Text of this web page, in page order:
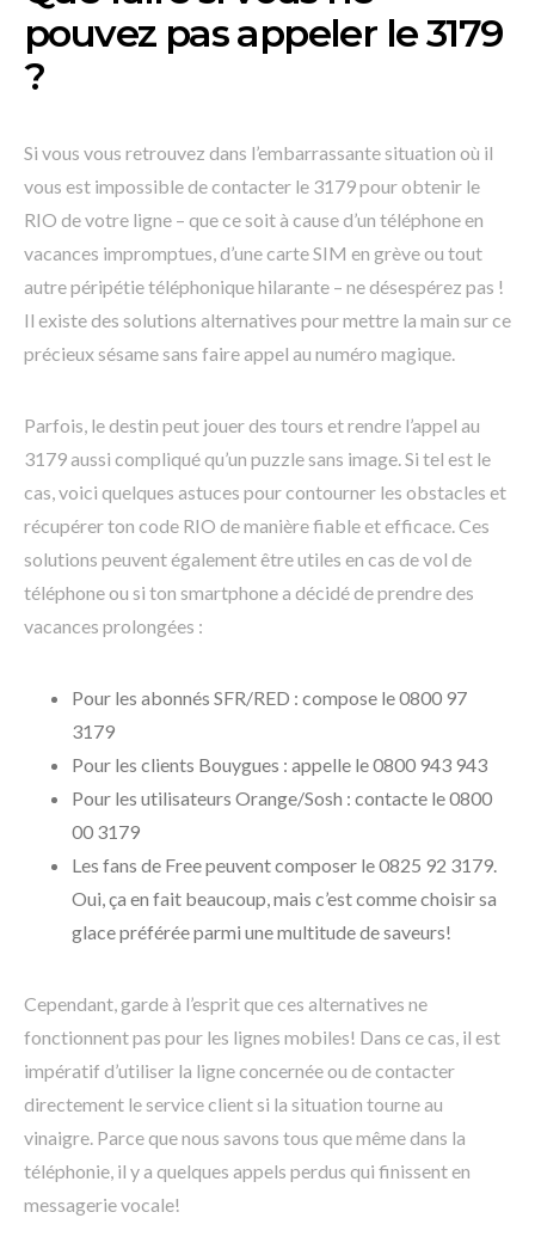
pouvez pas appeler le 3179
?
Si vous vous retrouvez dans l’embarrassante situation où il
vous est impossible de contacter le 3179 pour obtenir le
RIO de votre ligne – que ce soit à cause d’un téléphone en
vacances impromptues, d’une carte SIM en grève ou tout
autre péripétie téléphonique hilarante – ne désespérez pas !
Il existe des solutions alternatives pour mettre la main sur ce
précieux sésame sans faire appel au numéro magique.
Parfois, le destin peut jouer des tours et rendre l’appel au
3179 aussi compliqué qu’un puzzle sans image. Si tel est le
cas, voici quelques astuces pour contourner les obstacles et
récupérer ton code RIO de manière fiable et efficace. Ces
solutions peuvent également être utiles en cas de vol de
téléphone ou si ton smartphone a décidé de prendre des
vacances prolongées :
Pour les abonnés SFR/RED : compose le 0800 97
3179
Pour les clients Bouygues : appelle le 0800 943 943
Pour les utilisateurs Orange/Sosh : contacte le 0800
00 3179
Les fans de Free peuvent composer le 0825 92 3179.
Oui, ça en fait beaucoup, mais c’est comme choisir sa
glace préférée parmi une multitude de saveurs!
Cependant, garde à l’esprit que ces alternatives ne
fonctionnent pas pour les lignes mobiles! Dans ce cas, il est
impératif d’utiliser la ligne concernée ou de contacter
directement le service client si la situation tourne au
vinaigre. Parce que nous savons tous que même dans la
téléphonie, il y a quelques appels perdus qui finissent en
messagerie vocale!